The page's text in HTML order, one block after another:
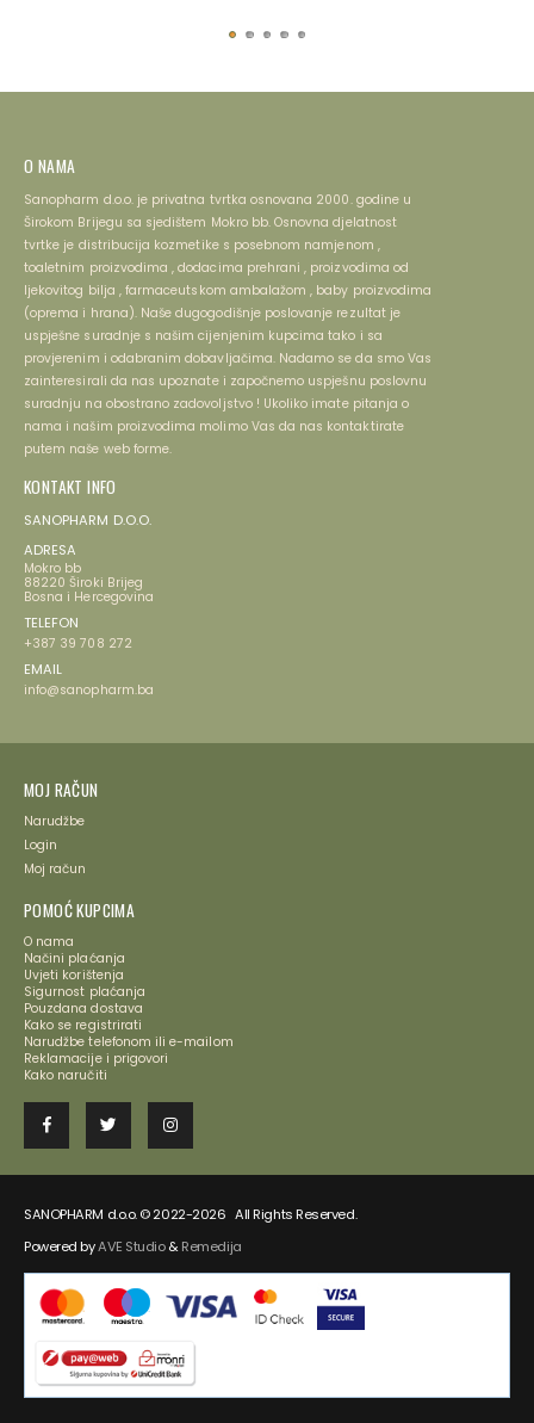
O NAMA
Sanopharm d.o.o. je privatna tvrtka osnovana 2000. godine u
Širokom Brijegu sa sjedištem Mokro bb. Osnovna djelatnost
tvrtke je distribucija kozmetike s posebnom namjenom ,
toaletnim proizvodima , dodacima prehrani , proizvodima od
ljekovitog bilja , farmaceutskom ambalažom , baby proizvodima
(oprema i hrana). Naše dugogodišnje poslovanje rezultat je
uspješne suradnje s našim cijenjenim kupcima tako i sa
provjerenim i odabranim dobavljačima. Nadamo se da smo Vas
zainteresirali da nas upoznate i započnemo uspješnu poslovnu
suradnju na obostrano zadovoljstvo ! Ukoliko imate pitanja o
nama i našim proizvodima molimo Vas da nas kontaktirate
putem naše web forme.
KONTAKT INFO
SANOPHARM D.O.O.
ADRESA
Mokro bb
88220 Široki Brijeg
Bosna i Hercegovina
TELEFON
+387 39 708 272
EMAIL
info@sanopharm.ba
MOJ RAČUN
Narudžbe
Login
Moj račun
POMOĆ KUPCIMA
O nama
Načini plaćanja
Uvjeti korištenja
Sigurnost plaćanja
Pouzdana dostava
Kako se registrirati
Narudžbe telefonom ili e-mailom
Reklamacije i prigovori
Kako naručiti
SANOPHARM d.o.o. © 2022-2026 All Rights Reserved.
Powered byAVE Studio&Remedija